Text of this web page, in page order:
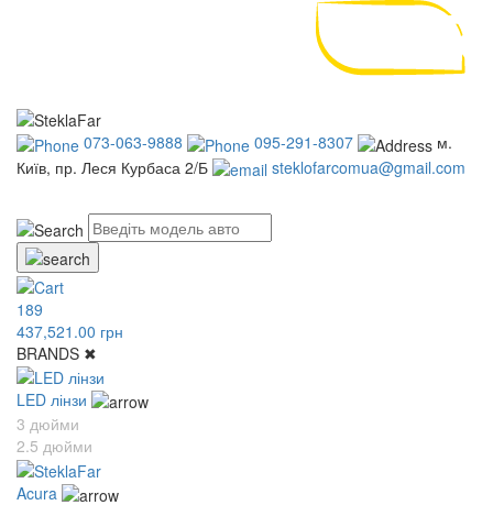
073-063-9888 095-291-8307
м.
Київ, пр. Леся Курбаса 2/Б
steklofarcomua@gmail.com
189
437,521.00 грн
BRANDS ✖
LED лінзи
3 дюйми
2.5 дюйми
Acura